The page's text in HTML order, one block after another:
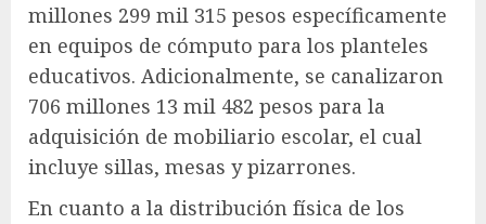
millones 299 mil 315 pesos específicamente
en equipos de cómputo para los planteles
educativos. Adicionalmente, se canalizaron
706 millones 13 mil 482 pesos para la
adquisición de mobiliario escolar, el cual
incluye sillas, mesas y pizarrones.
En cuanto a la distribución física de los